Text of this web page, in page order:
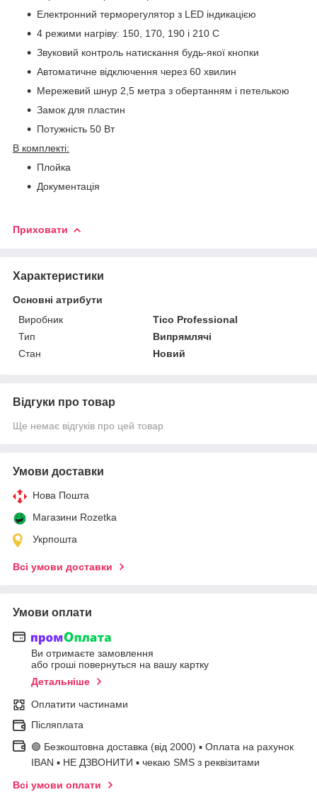
Електронний терморегулятор з LED індикацією
4 режими нагріву: 150, 170, 190 і 210 C
Звуковий контроль натискання будь-якої кнопки
Автоматичне відключення через 60 хвилин
Мережевий шнур 2,5 метра з обертанням і петелькою
Замок для пластин
Потужність 50 Вт
В комплекті:
Плойка
Документація
Приховати
Характеристики
Основні атрибути
Виробник
Tico Professional
Тип
Випрямлячі
Стан
Новий
Відгуки про товар
Ще немає відгуків про цей товар
Умови доставки
Нова Пошта
Магазини Rozetka
Укрпошта
Всі умови доставки
Умови оплати
Ви отримаєте замовлення
або гроші повернуться на вашу картку
Детальніше
Оплатити частинами
Післяплата
🟢 Безкоштовна доставка (від 2000) ▪ Оплата на рахунок
IBAN ▪ НЕ ДЗВОНИТИ ▪ чекаю SMS з реквізитами
Всі умови оплати